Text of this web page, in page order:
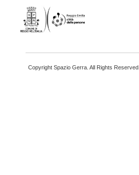
Copyright Spazio Gerra. All Rights Reserved.